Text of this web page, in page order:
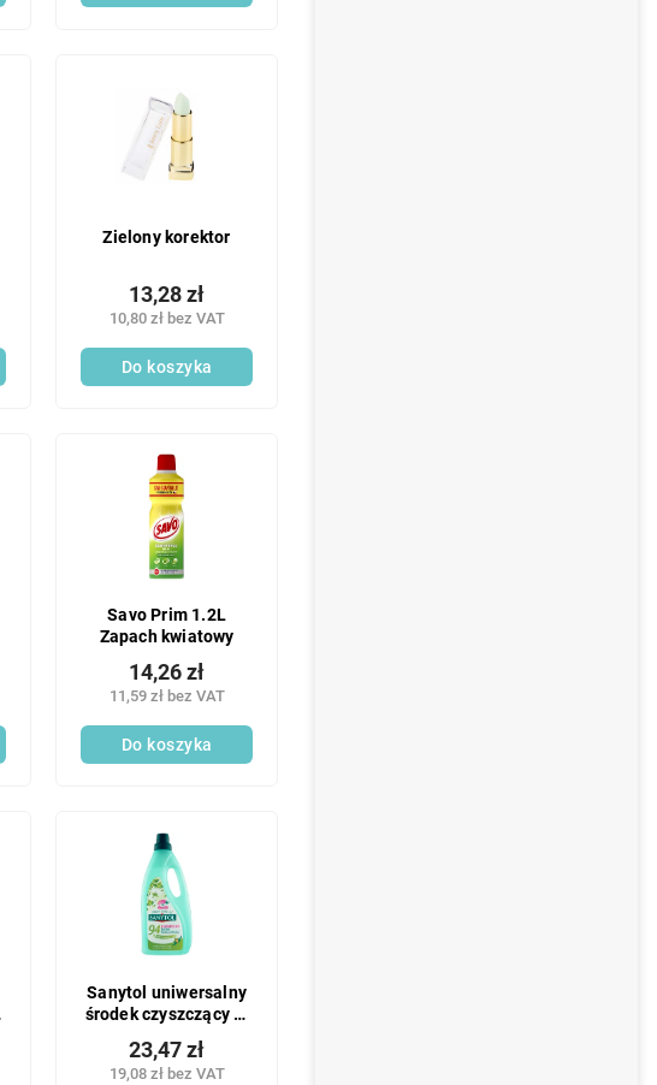
Zielony korektor
10,80 zł bez VAT
13,28 zł
Do koszyka
Savo Prim 1.2L
Zapach kwiatowy
11,59 zł bez VAT
14,26 zł
Do koszyka
Sanytol uniwersalny
środek czyszczący 1l
- Olejki eteryczne
19,08 zł bez VAT
23,47 zł